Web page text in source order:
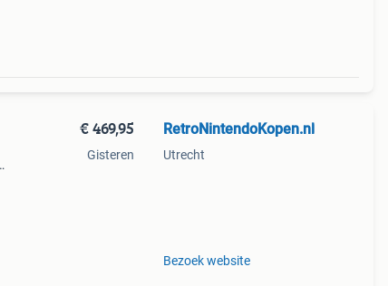
€ 469,95
Gisteren
RetroNintendoKopen.nl
Utrecht
Bezoek website